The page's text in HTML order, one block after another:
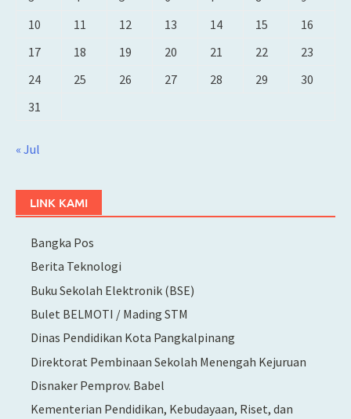
10
11 12 13 14 15
16
17
18 19 20 21 22
23
24
25 26 27 28 29
30
31
« Jul
LINK KAMI
Bangka Pos
Berita Teknologi
Buku Sekolah Elektronik (BSE)
Bulet BELMOTI / Mading STM
Dinas Pendidikan Kota Pangkalpinang
Direktorat Pembinaan Sekolah Menengah Kejuruan
Disnaker Pemprov. Babel
Kementerian Pendidikan, Kebudayaan, Riset, dan